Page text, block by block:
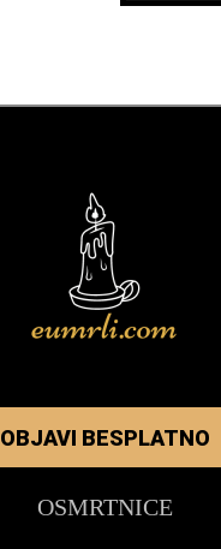
OBJAVI BESPLATNO
OSMRTNICE